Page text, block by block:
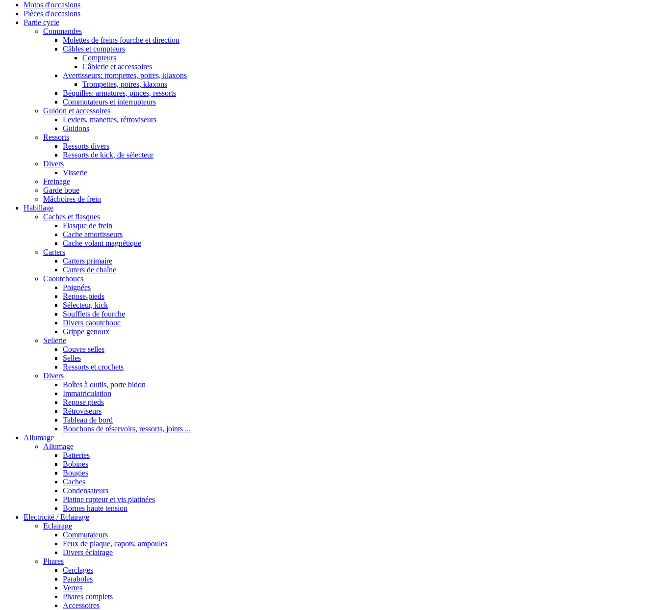
Motos d'occasions
Pièces d'occasions
Partie cycle
Commandes
Molettes de freins fourche et direction
Câbles et compteurs
Compteurs
Câblerie et accessoires
Avertisseurs: trompettes, poires, klaxons
Trompettes, poires, klaxons
Béquilles: armatures, pinces, ressorts
Commutateurs et interrupteurs
Guidon et accessoires
Leviers, manettes, rétroviseurs
Guidons
Ressorts
Ressorts divers
Ressorts de kick, de sélecteur
Divers
Visserie
Freinage
Garde boue
Mâchoires de frein
Habillage
Caches et flasques
Flasque de frein
Cache amortisseurs
Cache volant magnétique
Carters
Carters primaire
Carters de chaîne
Caoutchoucs
Poignées
Repose-pieds
Sélecteur, kick
Soufflets de fourche
Divers caoutchouc
Grippe genoux
Sellerie
Couvre selles
Selles
Ressorts et crochets
Divers
Boîtes à outils, porte bidon
Immatriculation
Repose pieds
Rétroviseurs
Tableau de bord
Bouchons de réservoirs, ressorts, joints ...
Allumage
Allumage
Batteries
Bobines
Bougies
Caches
Condensateurs
Platine rupteur et vis platinées
Bornes haute tension
Electricité / Eclairage
Eclairage
Commutateurs
Feux de plaque, capots, ampoules
Divers éclairage
Phares
Cerclages
Paraboles
Verres
Phares complets
Accessoires